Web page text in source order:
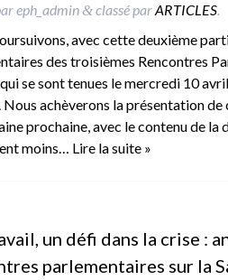
eph_admin &classé parARTICLES.
avec cette deuxième
des troisièmes Rencontres
se sont tenues le mercredi 10
Nous achèverons la présentation
prochaine, avec le contenu de
moins… Lire la suite »
un défi dans la crise :
parlementaires sur la